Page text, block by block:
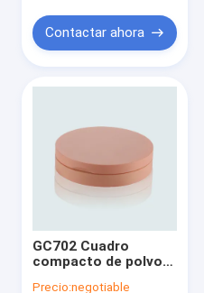
Contactar ahora
GC702 Cuadro
compacto de polvo
Precio:negotiable